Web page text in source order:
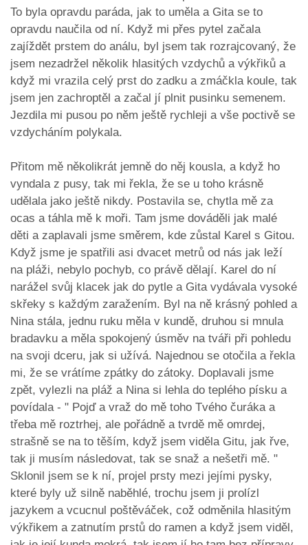
To byla opravdu paráda, jak to uměla a Gita se to
opravdu naučila od ní. Když mi přes pytel začala
zajíždět prstem do análu, byl jsem tak rozrajcovaný, že
jsem nezadržel několik hlasitých vzdychů a výkřiků a
když mi vrazila celý prst do zadku a zmáčkla koule, tak
jsem jen zachroptěl a začal jí plnit pusinku semenem.
Jezdila mi pusou po něm ještě rychleji a vše poctivě se
vzdycháním polykala.
Přitom mě několikrát jemně do něj kousla, a když ho
vyndala z pusy, tak mi řekla, že se u toho krásně
udělala jako ještě nikdy. Postavila se, chytla mě za
ocas a táhla mě k moři. Tam jsme dováděli jak malé
děti a zaplavali jsme směrem, kde zůstal Karel s Gitou.
Když jsme je spatřili asi dvacet metrů od nás jak leží
na pláži, nebylo pochyb, co právě dělají. Karel do ní
narážel svůj klacek jak do pytle a Gita vydávala vysoké
skřeky s každým zaražením. Byl na ně krásný pohled a
Nina stála, jednu ruku měla v kundě, druhou si mnula
bradavku a měla spokojený úsměv na tváři při pohledu
na svoji dceru, jak si užívá. Najednou se otočila a řekla
mi, že se vrátíme zpátky do zátoky. Doplavali jsme
zpět, vylezli na pláž a Nina si lehla do teplého písku a
povídala - " Pojď a vraž do mě toho Tvého čuráka a
třeba mě roztrhej, ale pořádně a tvrdě mě omrdej,
strašně se na to těším, když jsem viděla Gitu, jak řve,
tak ji musím následovat, tak se snaž a nešetři mě. "
Sklonil jsem se k ní, projel prsty mezi jejími pysky,
které byly už silně naběhlé, trochu jsem ji prolízl
jazykem a vcucnul poštěváček, což odměnila hlasitým
výkřikem a zatnutím prstů do ramen a když jsem viděl,